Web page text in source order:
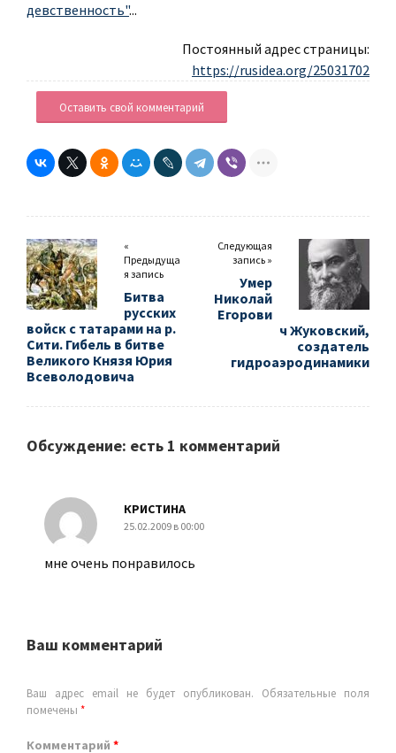
девственность"...
Постоянный адрес страницы:
https://rusidea.org/25031702
Оставить свой комментарий
«
Предыдуща
я запись
Битва
русских
войск с татарами на р.
Сити. Гибель в битве
Великого Князя Юрия
Всеволодовича
Следующая
запись »
Умер
Николай
Егорови
ч Жуковский,
создатель
гидроаэродинамики
Обсуждение: есть 1 комментарий
КРИСТИНА
25.02.2009 в 00:00
мне очень понравилось
Ваш комментарий
Ваш адрес email не будет опубликован.
Обязательные поля
помечены *
Комментарий *